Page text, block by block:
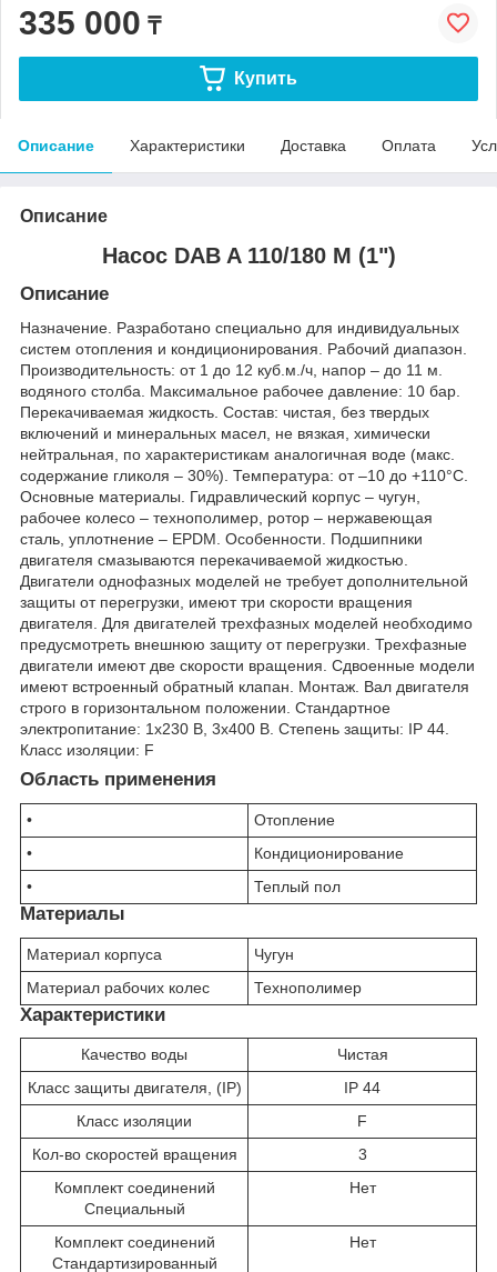
335 000 ₸
Купить
Описание Характеристики Доставка Оплата
Описание
Насос DAB A 110/180 M (1")
Описание
Назначение. Разработано специально для индивидуальных
систем отопления и кондиционирования. Рабочий диапазон.
Производительность: от 1 до 12 куб.м./ч, напор – до 11 м.
водяного столба. Максимальное рабочее давление: 10 бар.
Перекачиваемая жидкость. Состав: чистая, без твердых
включений и минеральных масел, не вязкая, химически
нейтральная, по характеристикам аналогичная воде (макс.
содержание гликоля – 30%). Температура: от –10 до +110°С.
Основные материалы. Гидравлический корпус – чугун,
рабочее колесо – технополимер, ротор – нержавеющая
сталь, уплотнение – EPDM. Особенности. Подшипники
двигателя смазываются перекачиваемой жидкостью.
Двигатели однофазных моделей не требует дополнительной
защиты от перегрузки, имеют три скорости вращения
двигателя. Для двигателей трехфазных моделей необходимо
предусмотреть внешнюю защиту от перегрузки. Трехфазные
двигатели имеют две скорости вращения. Сдвоенные модели
имеют встроенный обратный клапан. Монтаж. Вал двигателя
строго в горизонтальном положении. Стандартное
электропитание: 1x230 В, 3x400 В. Степень защиты: IP 44.
Класс изоляции: F
Область применения
•
Отопление
•
Кондиционирование
•
Теплый пол
Материалы
Материал корпуса
Чугун
Материал рабочих колес
Технополимер
Характеристики
Качество воды
Чистая
Класс защиты двигателя, (IP)
IP 44
Класс изоляции
F
Кол-во скоростей вращения
3
Комплект соединений
Специальный
Нет
Комплект соединений
Стандартизированный
Нет